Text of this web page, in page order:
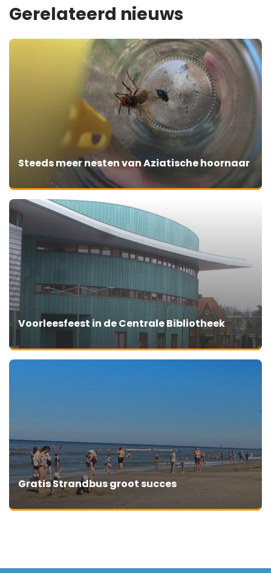
Gerelateerd nieuws
Steeds meer nesten van Aziatische hoornaar
Voorleesfeest in de Centrale Bibliotheek
Gratis Strandbus groot succes